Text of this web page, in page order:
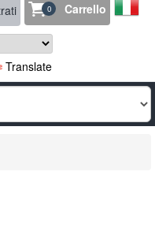
0 Carrello
Translate